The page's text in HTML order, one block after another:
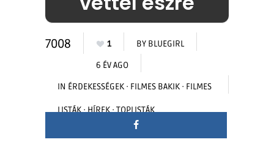
7008 1 BY BLUEGIRL
6 ÉV AGO
IN ÉRDEKESSÉGEK · FILMES BAKIK · FILMES
LISTÁK·HÍREK·TOPLISTÁK